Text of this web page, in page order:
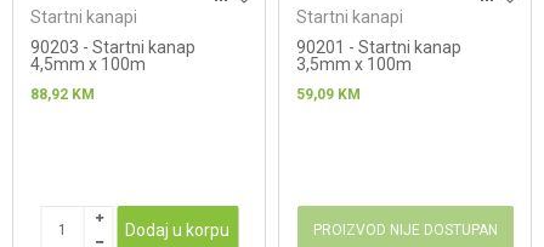
Startni kanapi
90203 - Startni kanap
4,5mm x 100m
88,92 KM
Dodaj u korpu
Startni kanapi
90201 - Startni kanap
3,5mm x 100m
59,09 KM
PROIZVOD NIJE DOSTUPAN